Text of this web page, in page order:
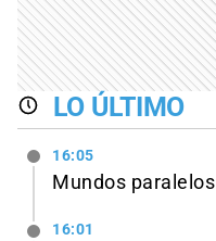
LO ÚLTIMO
16:05
Mundos paralelos
16:01